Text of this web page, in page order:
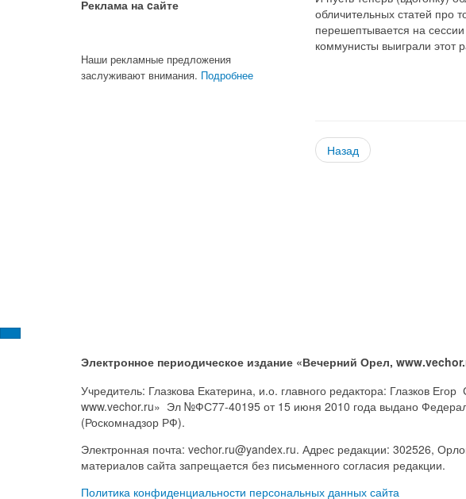
обличительных статей про
перешептывается на
коммунисты выиграли этот
Назад
Реклама на cайте
Наши рекламные предложения
заслуживают внимания. Подробнее
Электронное периодическое издание «Вечерний Орел,
Учредитель: Глазкова Екатерина, и.о. главного редактора: Глазков
www.vechor.ru» Эл №ФС77-40195 от 15 июня 2010 года выдано
(Роскомнадзор РФ).
Электронная почта: vechor.ru@yandex.ru. Адрес редакции: 302526,
материалов сайта запрещается без письменного согласия редакции.
Политика конфиденциальности персональных данных сайта